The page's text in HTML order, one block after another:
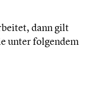
dann gilt
unter folgendem